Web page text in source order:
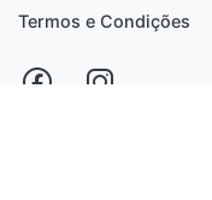
Termos e Condições